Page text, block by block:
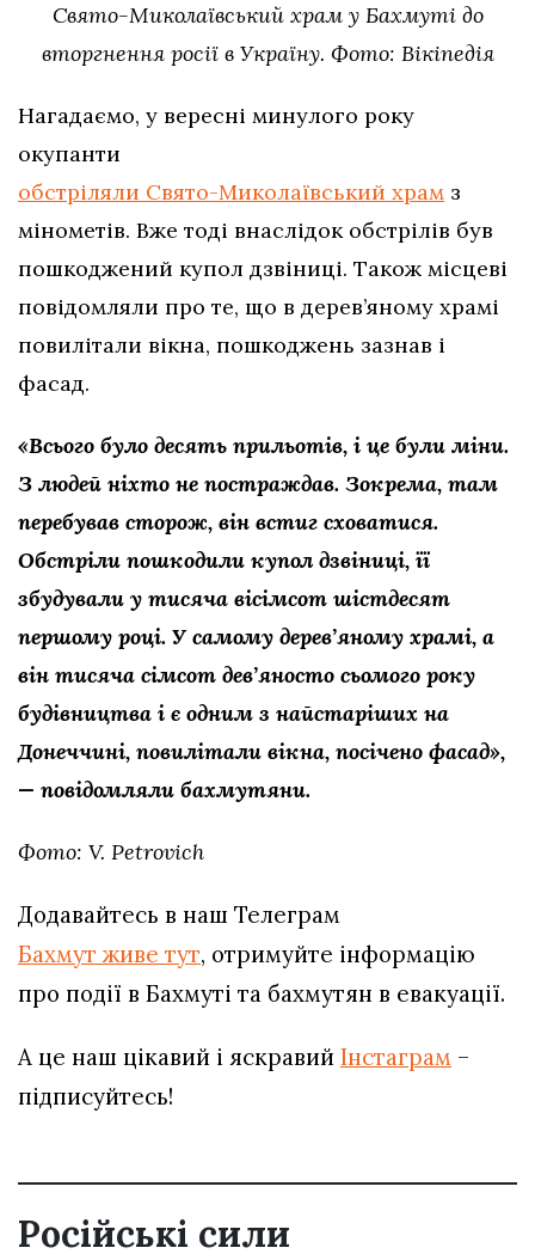
Свято-Миколаївський храм у Бахмуті до
вторгнення росії в Україну. Фото: Вікіпедія
Нагадаємо, у вересні минулого року
окупанти
обстріляли Свято-Миколаївський храм з
мінометів. Вже тоді внаслідок обстрілів був
пошкоджений купол дзвіниці. Також місцеві
повідомляли про те, що в дерев’яному храмі
повилітали вікна, пошкоджень зазнав і
фасад.
«Всього було десять прильотів, і це були міни.
З людей ніхто не постраждав. Зокрема, там
перебував сторож, він встиг сховатися.
Обстріли пошкодили купол дзвіниці, її
збудували у тисяча вісімсот шістдесят
першому році. У самому дерев’яному храмі, а
він тисяча сімсот дев’яносто сьомого року
будівництва і є одним з найстаріших на
Донеччині, повилітали вікна, посічено фасад»,
— повідомляли бахмутяни.
Фото: V. Petrovich
Додавайтесь в наш Телеграм
Бахмут живе тут, отримуйте інформацію
про події в Бахмуті та бахмутян в евакуації.
А це наш цікавий і яскравий Інстаграм –
підписуйтесь!
Російські сили